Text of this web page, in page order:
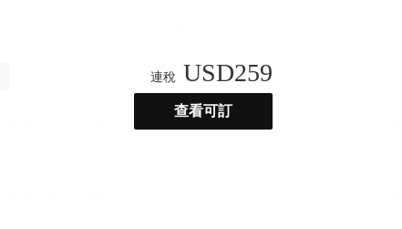
連稅 USD259
查看可訂